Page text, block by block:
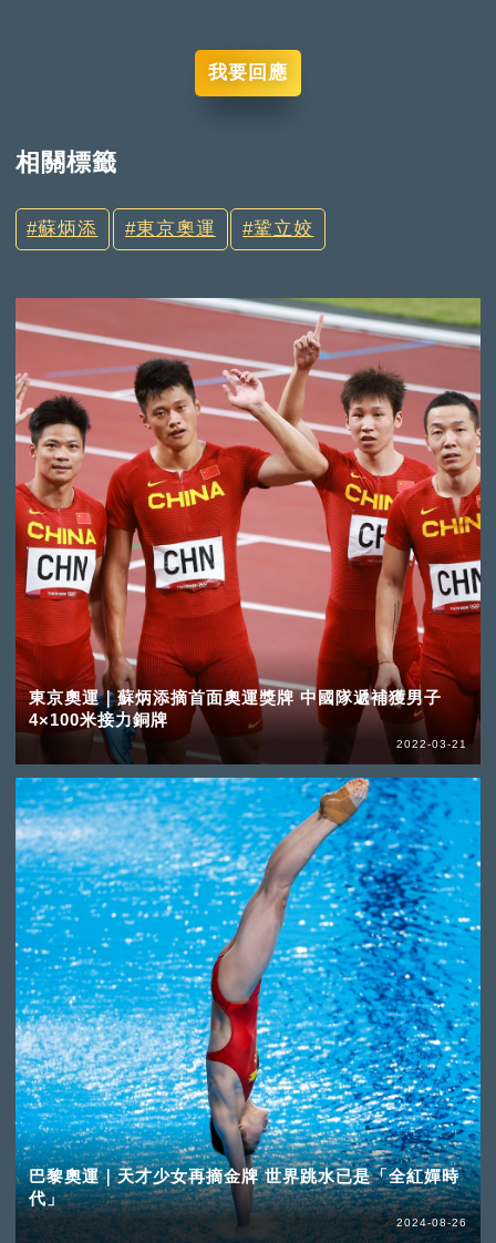
我要回應
相關標籤
蘇炳添 東京奧運 鞏立姣
東京奧運｜蘇炳添摘首面奧運獎牌 中國隊遞補獲男子
4×100米接力銅牌
2022-03-21
巴黎奧運｜天才少女再摘金牌 世界跳水已是「全紅嬋時
代」
2024-08-26